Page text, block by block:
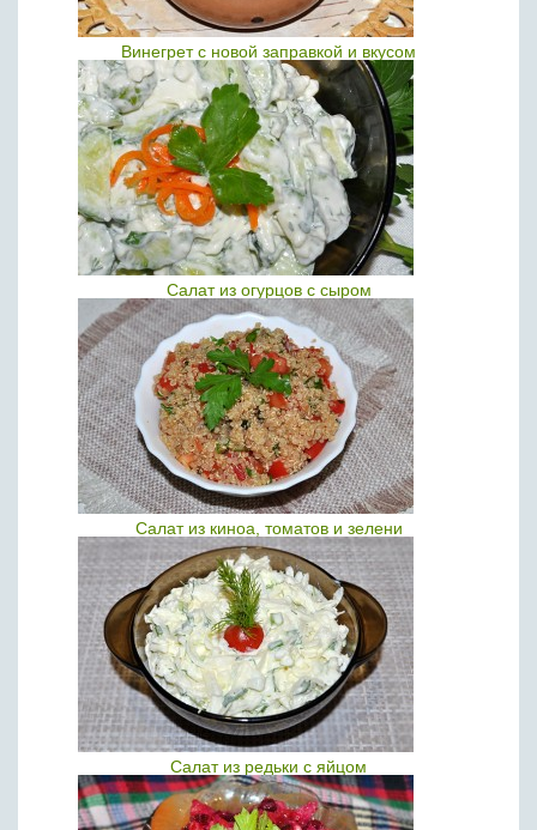
Винегрет с новой заправкой и вкусом
Салат из огурцов с сыром
Салат из киноа, томатов и зелени
Салат из редьки с яйцом